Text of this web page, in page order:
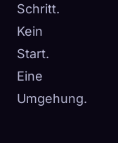
Schritt.
Kein
Start.
Eine
Umgehung.